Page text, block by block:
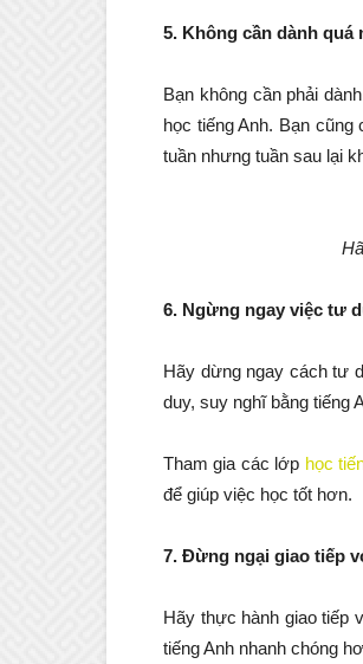
5. Không cần dành
Bạn không cần phải
học tiếng Anh. Bạn
tuần nhưng tuần sau lại
6. Ngừng ngay việc tư
Hãy dừng ngay cách tư
duy, suy nghĩ bằng tiếng
Tham gia các lớp học
để giúp việc học tốt hơn.
7. Đừng ngại giao tiếp
Hãy thực hành giao tiếp
tiếng Anh nhanh chóng